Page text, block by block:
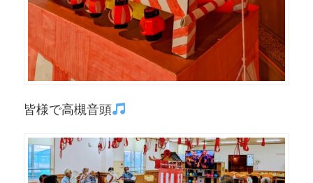
皆様で高槻音頭